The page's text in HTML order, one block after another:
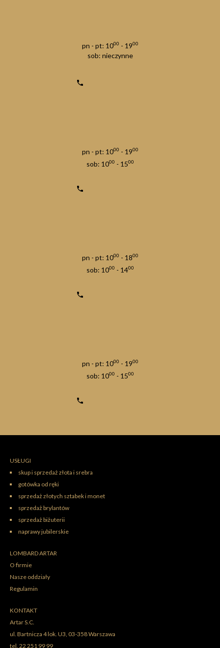
pn - pt: 1000 - 1900
sob: nieczynne
pn - pt: 1000 - 1900
sob: 1000 - 1500
pn - pt: 1000 - 1800
sob: 1000 - 1400
pn - pt: 1000 - 1900
sob: 1000 - 1500
USŁUGI
skup i sprzedaż złota i srebra
gotówka od ręki
sprzedaż złotych sztabek i monet
sprzedaż brylantów
sprzedaż biżuterii
naprawy jubilerskie
LOMBARD ARTAR
O firmie
Nasze oddziały
Regulamin
KONTAKT
Artar S.C.
ul. Bartnicza 4 lok. U3, 03-358Warszawa
tel. 22 251 99 99